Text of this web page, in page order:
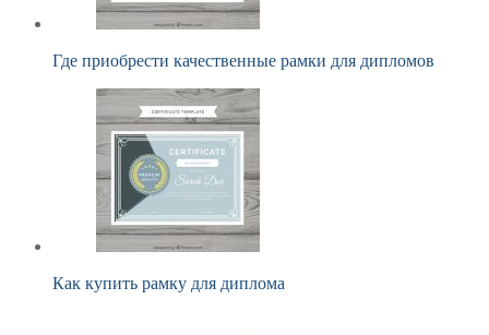
Где приобрести качественные рамки для дипломов
Как купить рамку для диплома